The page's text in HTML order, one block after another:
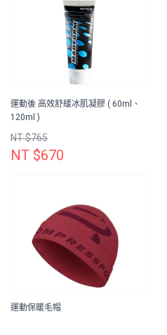
運動後 高效舒緩冰肌凝膠 ( 60ml、
120ml )
NT $765
NT $670
運動保暖毛帽